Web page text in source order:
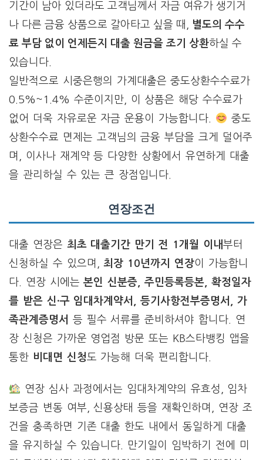
기간이 남아 있더라도 고객님께서 자금 여유가 생기거
나 다른 금융 상품으로 갈아타고 싶을 때,
별도의 수수
료 부담 없이 언제든지 대출 원금을 조기 상환하실 수
있습니다.
일반적으로 시중은행의 가계대출은 중도상환수수료가
0.5%~1.4% 수준이지만, 이 상품은 해당 수수료가
없어 더욱 자유로운 자금 운용이 가능합니다.
중도
상환수수료 면제는 고객님의 금융 부담을 크게 덜어주
며, 이사나 재계약 등 다양한 상황에서 유연하게 대출
을 관리하실 수 있는 큰 장점입니다.
연장조건
대출 연장은 최초 대출기간 만기 전 1개월 이내부터
신청하실 수 있으며,최장 10년까지 연장이 가능합니
다. 연장 시에는본인 신분증, 주민등록등본, 확정일자
를 받은 신·구 임대차계약서, 등기사항전부증명서, 가
족관계증명서
등 필수 서류를 준비하셔야 합니다. 연
장 신청은 가까운 영업점 방문 또는 KB스타뱅킹 앱을
통한 비대면 신청도 가능해 더욱 편리합니다.
연장 심사 과정에서는 임대차계약의 유효성, 임차
보증금 변동 여부, 신용상태 등을 재확인하며, 연장 조
건을 충족하면 기존 대출 한도 내에서 동일하게 대출
을 유지하실 수 있습니다. 만기일이 임박하기 전에 미